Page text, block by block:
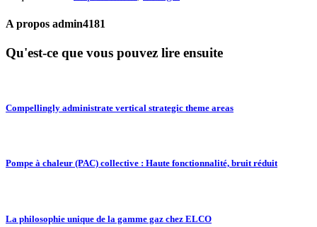
A propos admin4181
Qu'est-ce que vous pouvez lire ensuite
Compellingly administrate vertical strategic theme areas
Pompe à chaleur (PAC) collective : Haute fonctionnalité, bruit réduit
La philosophie unique de la gamme gaz chez ELCO